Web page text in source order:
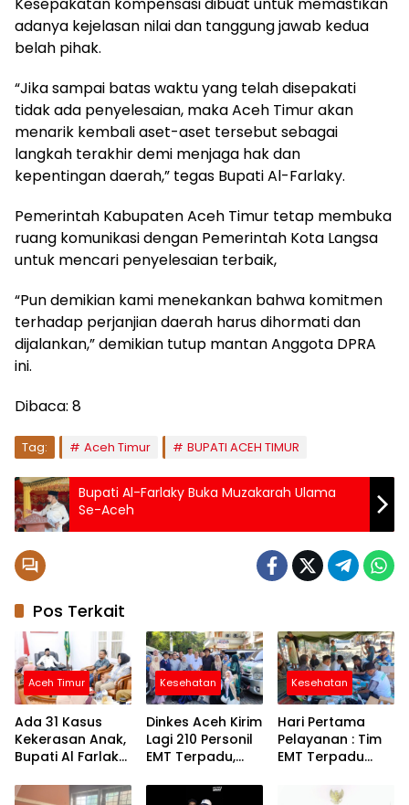
adanya kejelasan nilai dan tanggung jawab kedua
belah pihak.
“Jika sampai batas waktu yang telah disepakati
tidak ada penyelesaian, maka Aceh Timur akan
menarik kembali aset-aset tersebut sebagai
langkah terakhir demi menjaga hak dan
kepentingan daerah,” tegas Bupati Al-Farlaky.
Pemerintah Kabupaten Aceh Timur tetap membuka
ruang komunikasi dengan Pemerintah Kota Langsa
untuk mencari penyelesaian terbaik,
“Pun demikian kami menekankan bahwa komitmen
terhadap perjanjian daerah harus dihormati dan
dijalankan,” demikian tutup mantan Anggota DPRA
ini.
Dibaca: 8
Tag: Aceh Timur BUPATI ACEH TIMUR
Bupati Al-Farlaky Buka Muzakarah Ulama
Se-Aceh
Pos Terkait
Aceh Timur
Ada 31 Kasus
Kekerasan Anak,
Bupati Al Farlaky
Aman
Kesehatan
Dinkes Aceh Kirim
Lagi 210 Personil
EMT Terpadu,
Kabupaten
Kesehatan
Hari Pertama
Pelayanan : Tim
EMT Terpadu
Aceh Jangkau